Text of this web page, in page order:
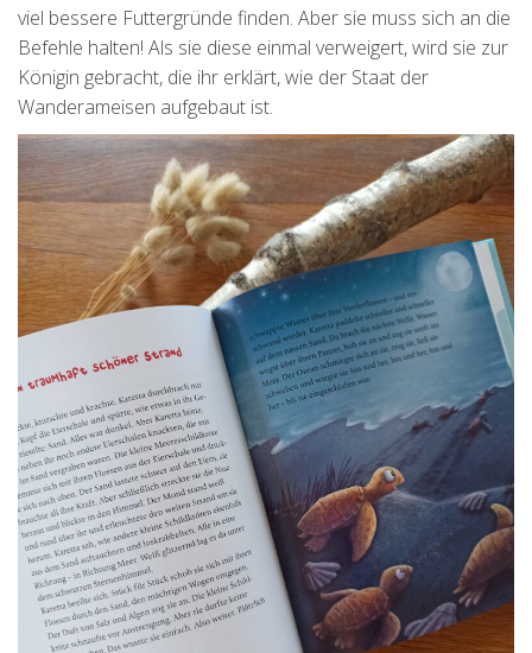
viel bessere Futtergründe finden. Aber sie muss sich an die
Befehle halten! Als sie diese einmal verweigert, wird sie zur
Königin gebracht, die ihr erklärt, wie der Staat der
Wanderameisen aufgebaut ist.